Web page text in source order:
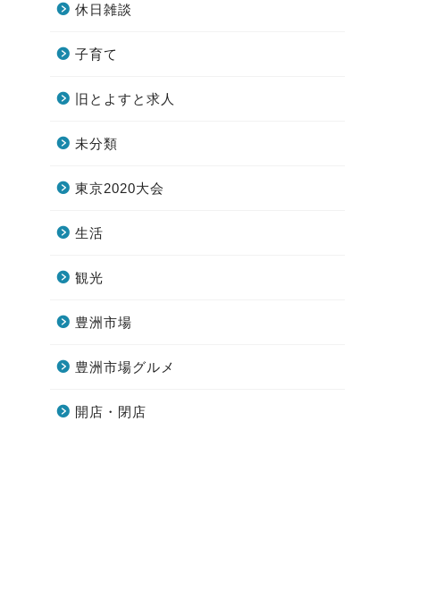
休日雑談
子育て
旧とよすと求人
未分類
東京2020大会
生活
観光
豊洲市場
豊洲市場グルメ
開店・閉店